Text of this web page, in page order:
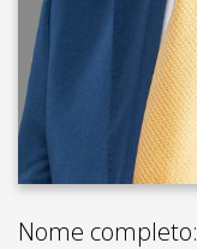
Nome completo: